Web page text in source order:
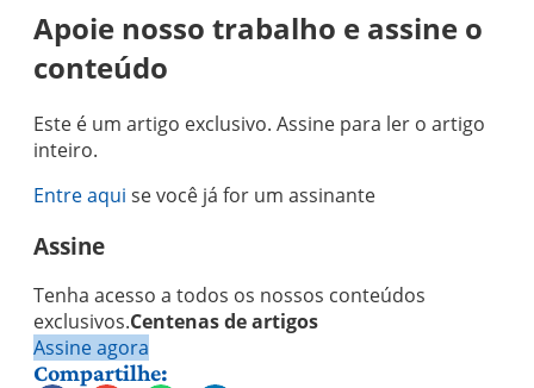
Apoie nosso trabalho e assine o
conteúdo
Este é um artigo exclusivo. Assine para ler o artigo
inteiro.
Entre aqui se você já for um assinante
Assine
Tenha acesso a todos os nossos conteúdos
exclusivos.Centenas de artigos
Assine agora
Compartilhe: